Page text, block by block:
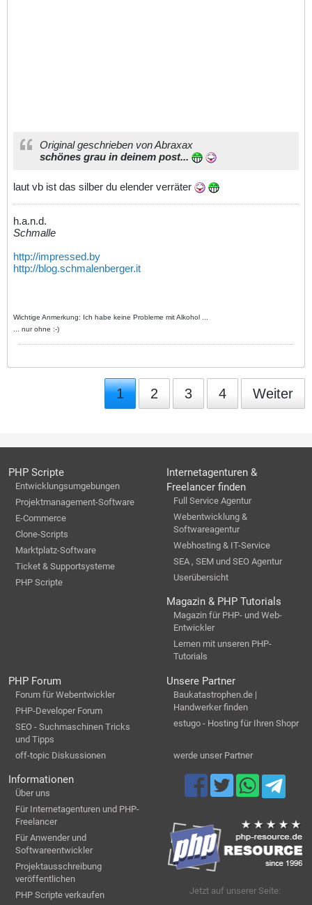
Original geschrieben von Abraxax
schönes grau in deinem post...
laut vb ist das silber du elender verräter
h.a.n.d.
Schmalle
http://impressed.by
http://blog.schmalenberger.it
Wichtige Anmerkung: Ich habe keine Probleme mit Alkohol ...
... nur ohne :-)
1 2 3 4 Weiter
PHP Scripte
Entwicklungsumgebungen
Projektmanagement-Software
E-Commerce
Clone-Scripts
Marktplatz-Software
Ticket & Supportsysteme
PHP Scripte
Internetagenturen &
Freelancer finden
Full Service Agentur
Webentwicklung &
Softwareagentur
Webhosting & IT-Service
SEA , SEM und SEO Agentur
Userübersicht
Magazin & PHP Tutorials
Magazin für PHP- und Web-
Entwickler
Lernen mit unseren PHP-
Tutorials
PHP Forum
Forum für Webentwickler
PHP-Developer Forum
SEO - Suchmaschinen Tricks
und Tipps
off-topic Diskussionen
Unsere Partner
Baukatastrophen.de |
Handwerker finden
estugo - Hosting für Ihren Shopr
werde unser Partner
Informationen
Über uns
Für Internetagenturen und PHP-
Freelancer
Für Anwender und
Softwareentwickler
Projektausschreibung
veröffentlichen
PHP Scripte verkaufen
Jetzt auf unserer Seite: